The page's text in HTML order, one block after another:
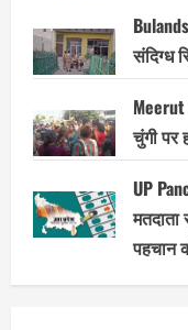
संदिग्ध
Meerut
चुंगी पर
UP
पहचान